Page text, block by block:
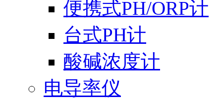
便携式PH/ORP计
台式PH计
酸碱浓度计
电导率仪